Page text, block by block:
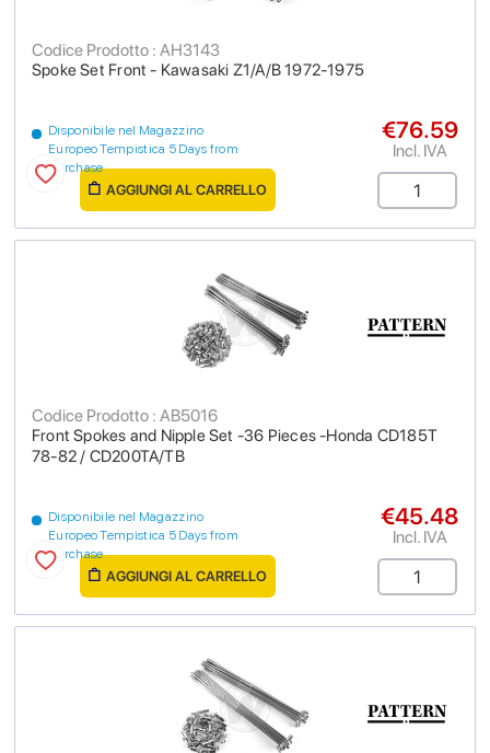
Spoke Set Front - Kawasaki Z1/A/B 1972-1975
Codice Prodotto : AH3143
Disponibile nel Magazzino
Europeo Tempistica 5 Days from
purchase
€76.59
Incl. IVA
AGGIUNGI AL CARRELLO
Front Spokes and Nipple Set -36 Pieces -Honda CD185T
78-82 / CD200TA/TB
Codice Prodotto : AB5016
Disponibile nel Magazzino
Europeo Tempistica 5 Days from
purchase
€45.48
Incl. IVA
AGGIUNGI AL CARRELLO